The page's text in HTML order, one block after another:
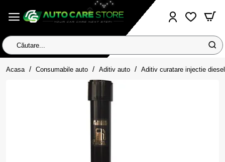
Căutare...
Acasa homeConsumabile auto Aditiv auto Aditiv curatare injectie diesel